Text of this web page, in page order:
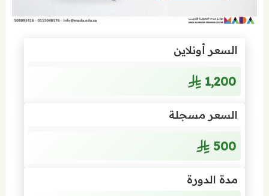
السعر أونلاين
1٬200
السعر مسجلة
500
مدة الدورة